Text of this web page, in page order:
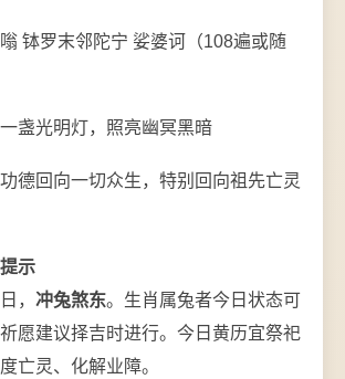
钵罗末邻陀宁 娑婆诃（108遍或随
盏光明灯，照亮幽冥黑暗
德回向一切众生，特别回向祖先亡灵
示
， 冲兔煞东。生肖属兔者今日状态可
愿建议择吉时进行。今日黄历宜祭祀
亡灵、化解业障。